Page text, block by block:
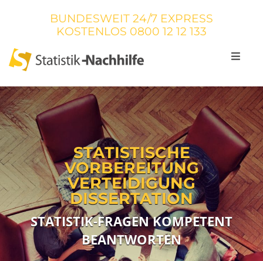
BUNDESWEIT 24/7 EXPRESS
KOSTENLOS 0800 12 12 133
STATISTISCHE
VORBEREITUNG
VERTEIDIGUNG
DISSERTATION
STATISTIK-FRAGEN KOMPETENT
BEANTWORTEN